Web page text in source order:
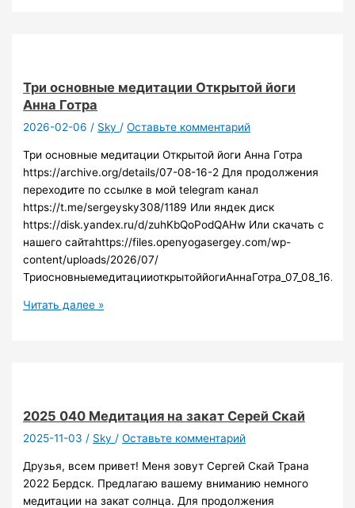
Три основные медитации Открытой йоги
Анна Готра
2026-02-06 / Sky /Оставьте комментарий
Три основные медитации Открытой йоги Анна Готра
https://archive.org/details/07-08-16-2 Для продолжения
переходите по ссылке в мой telegram канал
https://t.me/sergeysky308/1189 Или яндек диск
https://disk.yandex.ru/d/zuhKbQoPodQAHw Или скачать с
нашего сайтаhttps://files.openyogasergey.com/wp-
content/uploads/2026/07/
Три
Готра
Читать далее »
2025 040 Медитация на закат Серей Скай
2025-11-03 / Sky /Оставьте комментарий
Друзья, всем привет! Меня зовут Сергей Скай Трана
2022 Бердск. Предлагаю вашему вниманию немного
медитации на закат солнца. Для продолжения